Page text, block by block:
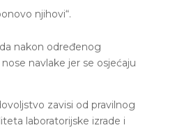
njihovi“.
nakon određenog
navlake jer se osjećaju
zavisi od pravilnog
laboratorijske izrade i